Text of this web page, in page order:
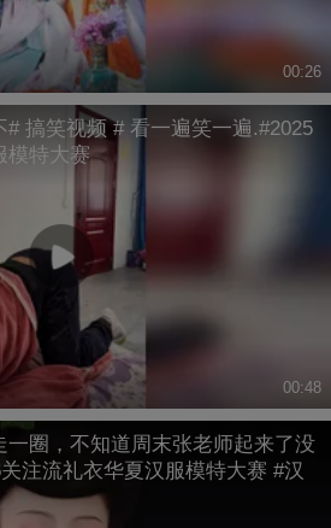
00:26
搞笑视频 # 看一遍笑一遍.#2025
模特大赛
00:48
圈，不知道周末张老师起来了没
注流礼衣华夏汉服模特大赛 #汉